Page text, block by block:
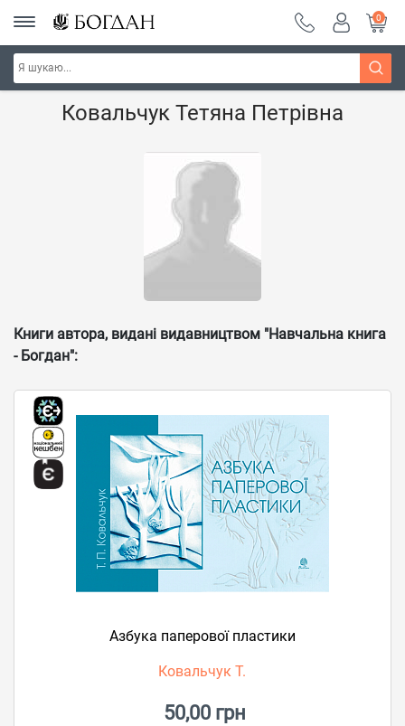
0
Головна Наші автори - Навчальна книга - "Богдан"
Ковальчук Тетяна Петрівна
Книги автора, видані видавництвом "Навчальна книга
- Богдан":
Азбука паперової пластики
Ковальчук Т.
50,00 грн